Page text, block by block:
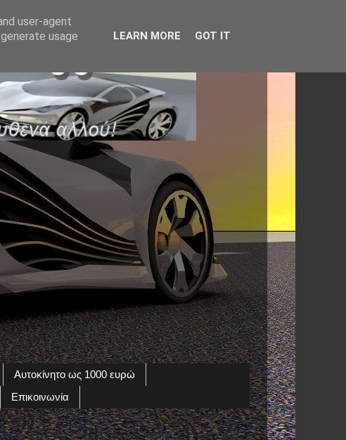
Αυτοκίνητο ως 1000 ευρώ
Επικοινωνία
user-agent
usage
LEARN MORE GOT IT